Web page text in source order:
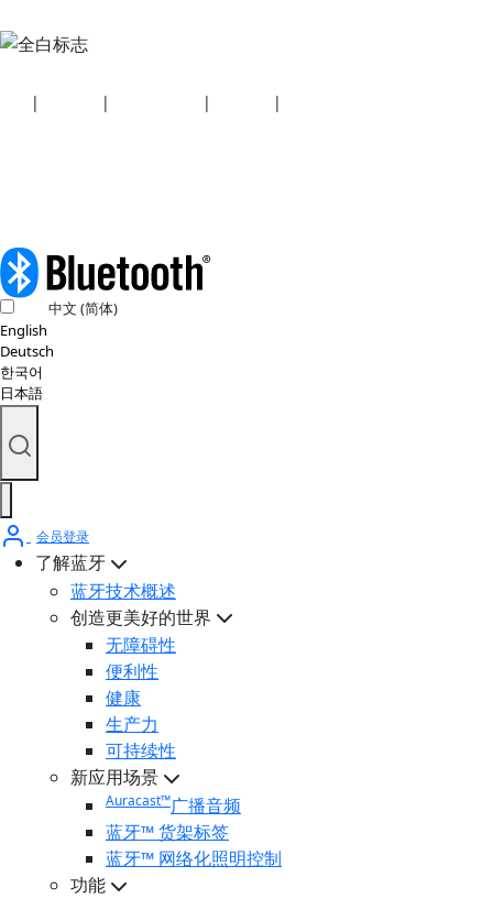
| | | |
中文 (简体)
English
Deutsch
한국어
日本語
会员登录
了解蓝牙
蓝牙技术概述
创造更美好的世界
无障碍性
便利性
健康
生产力
可持续性
新应用场景
Auracast™广播音频
蓝牙™ 货架标签
蓝牙™ 网络化照明控制
功能